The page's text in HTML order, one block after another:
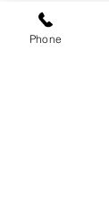
Kunst
Phone